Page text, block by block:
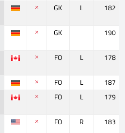
GK L
182
GK
190
FO L
178
FO L
187
FO L
179
FO R 183